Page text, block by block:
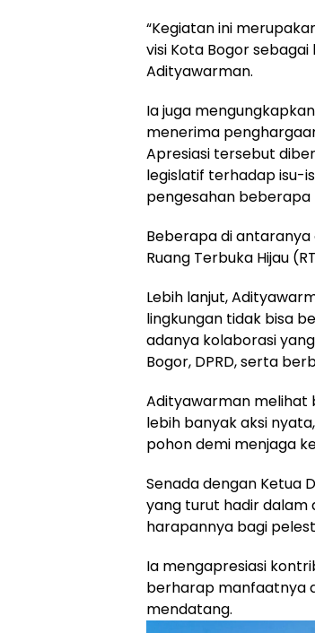
“Kegiatan ini
visi Kota Bogor
Adityawarman.
Ia juga
menerima
Apresiasi tersebut
legislatif terhadap isu-
pengesahan beberapa
Beberapa di
Ruang Terbuka Hijau
Lebih lanjut,
lingkungan tidak bisa
adanya kolaborasi
Bogor, DPRD, serta
Adityawarman melihat
lebih banyak aksi
pohon demi menjaga
Senada dengan Ketua
yang turut hadir
harapannya bagi
Ia mengapresiasi
berharap manfaatnya
mendatang.